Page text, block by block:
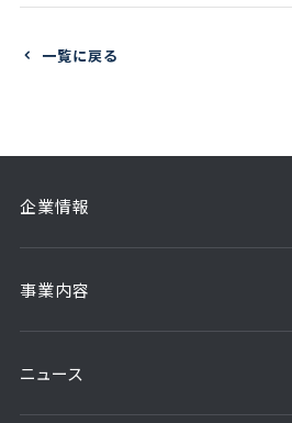
一覧に戻る
企業情報
事業内容
ニュース